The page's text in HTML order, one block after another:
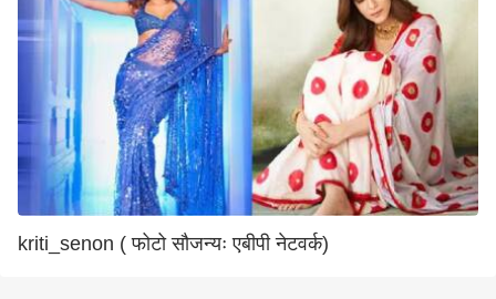
kriti_senon ( फोटो सौजन्यः एबीपी नेटवर्क)